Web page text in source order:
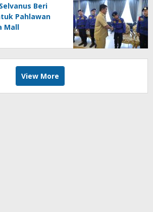
Beri
Pahlawan
Mall
View More